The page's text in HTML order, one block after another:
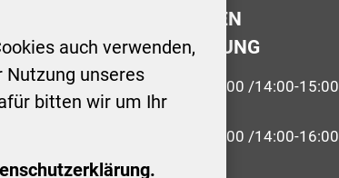
auch verwenden,
unseres
bitten wir um Ihr
ÖFFNUNGSZEITEN
STADTVERWALTUNG
Montag: 09:00-12:00 /14:00-15:00
Uhr
Dienstag: 09:00-12:00 /14:00-16:00
Uhr